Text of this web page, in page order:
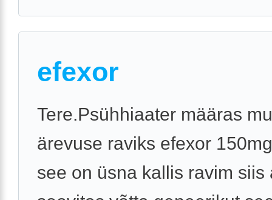
efexor
Tere.Psühhiaater määras
ärevuse raviks efexor
see on üsna kallis ravim siis